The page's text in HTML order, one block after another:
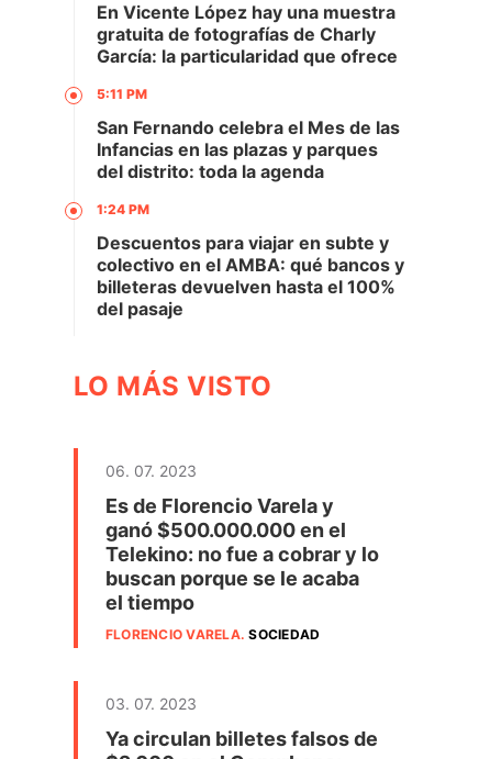
En Vicente López hay una muestra
gratuita de fotografías de Charly
García: la particularidad que ofrece
5:11 PM
San Fernando celebra el Mes de las
Infancias en las plazas y parques
del distrito: toda la agenda
1:24 PM
Descuentos para viajar en subte y
colectivo en el AMBA: qué bancos y
billeteras devuelven hasta el 100%
del pasaje
LO MÁS VISTO
06. 07. 2023
Es de Florencio Varela y
ganó $500.000.000 en el
Telekino: no fue a cobrar y lo
buscan porque se le acaba
el tiempo
FLORENCIO VARELA.SOCIEDAD
03. 07. 2023
Ya circulan billetes falsos de